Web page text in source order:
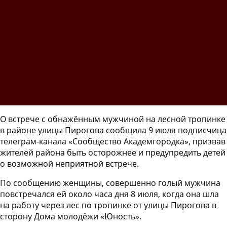
О встрече с обнажённым мужчиной на лесной тропинке
в районе улицы Пирогова сообщила 9 июля подписчица
телеграм-канала «Сообщество Академгородка», призвав
жителей района быть осторожнее и предупредить детей
о возможной неприятной встрече.
По сообщению женщины, совершенно голый мужчина
повстречался ей около часа дня 8 июля, когда она шла
на работу через лес по тропинке от улицы Пирогова в
сторону Дома молодёжи «Юность».